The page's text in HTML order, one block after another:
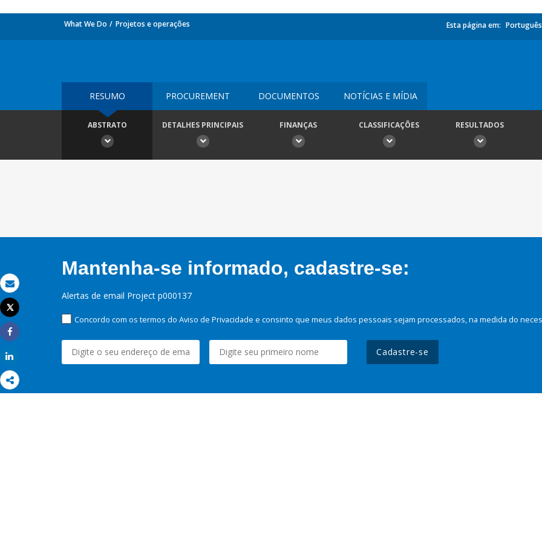
Email
Imprimir
Tweet
Share
What We Do Projetos e operações Esta página em: Português
RESUMO PROCUREMENT DOCUMENTOS NOTÍCIAS E MÍDIA
ABSTRATO DETALHES PRINCIPAIS FINANÇAS CLASSIFICAÇÕES RESULTADOS
Mantenha-se informado, cadastre-se:
Alertas de email Project p000137
Concordo com os termos do Aviso de Privacidade e consinto que meus dados pessoais sejam processados, na medida do
Cadastre-se